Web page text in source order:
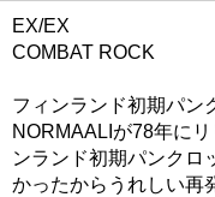
EX/EX
COMBAT ROCK
フィンランド初期パン
NORMAALIが78年に
ンランド初期パンクロ
かったからうれしい再